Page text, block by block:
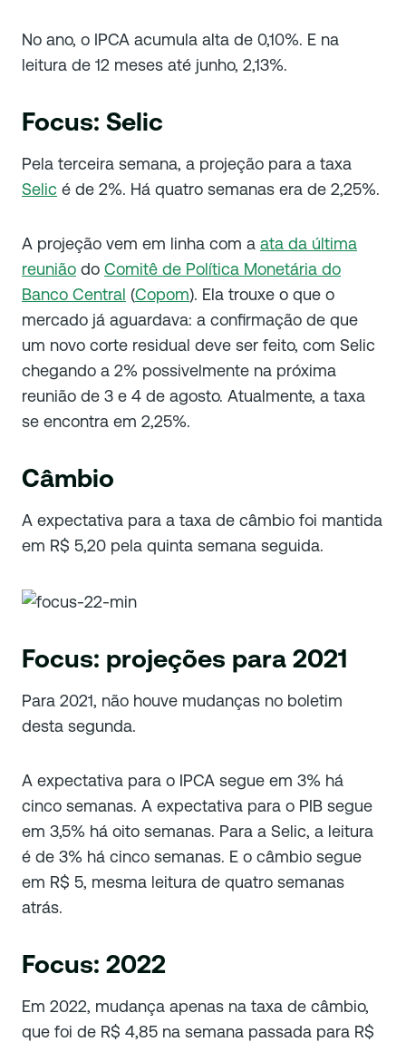
No ano, o IPCA acumula alta de 0,10%. E na
leitura de 12 meses até junho, 2,13%.
Focus: Selic
Pela terceira semana, a projeção para a taxa
Selic é de 2%. Há quatro semanas era de 2,25%.
A projeção vem em linha com a ata da última
reunião do Comitê de Política Monetária do
Banco Central (Copom). Ela trouxe o que o
mercado já aguardava: a confirmação de que
um novo corte residual deve ser feito, com Selic
chegando a 2% possivelmente na próxima
reunião de 3 e 4 de agosto. Atualmente, a taxa
se encontra em 2,25%.
Câmbio
A expectativa para a taxa de câmbio foi mantida
em R$ 5,20 pela quinta semana seguida.
Focus: projeções para 2021
Para 2021, não houve mudanças no boletim
desta segunda.
A expectativa para o IPCA segue em 3% há
cinco semanas. A expectativa para o PIB segue
em 3,5% há oito semanas. Para a Selic, a leitura
é de 3% há cinco semanas. E o câmbio segue
em R$ 5, mesma leitura de quatro semanas
atrás.
Focus: 2022
Em 2022, mudança apenas na taxa de câmbio,
que foi de R$ 4,85 na semana passada para R$